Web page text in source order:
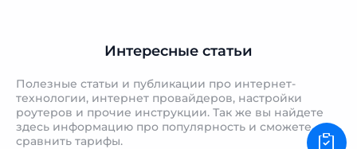
Интересные статьи
Полезные статьи и публикации про интернет-
технологии, интернет провайдеров, настройки
роутеров и прочие инструкции. Так же вы найдете
здесь информацию про популярность и сможете
сравнить тарифы.